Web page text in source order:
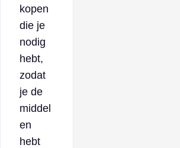
kopen
die je
nodig
hebt,
zodat
je de
middel
en
hebt